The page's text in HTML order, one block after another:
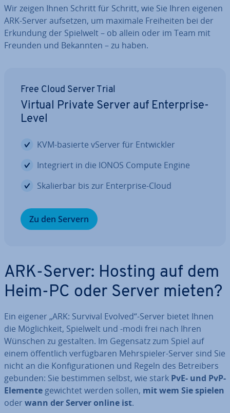
Wir zeigen Ihnen Schritt für Schritt, wie Sie Ihren eigenen
ARK-Server aufsetzen, um maximale Frei­hei­ten bei der
Erkundung der Spielwelt – ob allein oder im Team mit
Freunden und Bekannten – zu haben.
Free Cloud Server Trial
Virtual Private Server auf En­ter­pri­se-
Level
KVM-basierte vServer für Ent­wick­ler
In­te­griert in die IONOS Compute Engine
Ska­lier­bar bis zur En­ter­pri­se-Cloud
Zu den Servern
ARK-Server: Hosting auf dem
Heim-PC oder Server mieten?
Ein eigener „ARK: Survival Evolved“-Server bietet Ihnen
die Mög­lich­keit, Spielwelt und -modi frei nach Ihren
Wünschen zu gestalten. Im Gegensatz zum Spiel auf
einem öf­fent­lich ver­füg­ba­ren Mehr­spie­ler-Server sind Sie
nicht an die Kon­fi­gu­ra­tio­nen und Regeln des Be­trei­bers
gebunden: Sie bestimmen selbst, wie stark PvE- und PvP-
Elemente gewichtet werden sollen, mit wem Sie spielen
oder wann der Server online ist.